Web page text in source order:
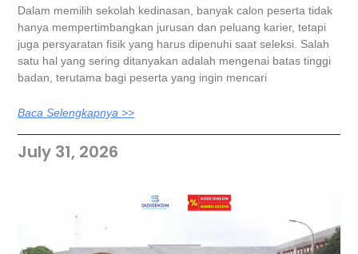
Dalam memilih sekolah kedinasan, banyak calon peserta tidak
hanya mempertimbangkan jurusan dan peluang karier, tetapi
juga persyaratan fisik yang harus dipenuhi saat seleksi. Salah
satu hal yang sering ditanyakan adalah mengenai batas tinggi
badan, terutama bagi peserta yang ingin mencari
Baca Selengkapnya >>
July 31, 2026